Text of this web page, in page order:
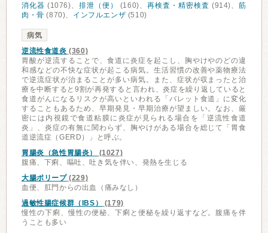
消化器 (1076)、 排泄（便） (160)、再検査・精密検査 (914)、筋
肉・骨 (870)、 インフルエンザ (510)
病気
逆流性食道炎 (360)
胃酸が逆流することで、食道に炎症を起こし、胸やけやのどの違
和感などの不快な症状が起こる病気。生活習慣の改善や薬物療法
で逆流症状が治まることが多い病気。また、症状が収まったと治
療を中断すると9割が再発すると言われ、炎症を繰り返していると
食道がんになるリスクが高いといわれる「バレット食道」に変化
することもあるため、早期発見・早期治療が望ましい。なお、厳
密には内視鏡で食道粘膜に炎症が見られる場合を「逆流性食道
炎」、炎症の有無に関わらず、胸やけがある場合を総じて「胃食
道逆流症（GERD）」と呼ぶ。
胃腸炎（急性胃腸炎）
(1027)
腹痛、下痢、嘔吐、吐き気を伴い、発熱を生じる
大腸ポリープ(229)
血便、肛門からの出血（痛みなし）
過敏性腸症候群（IBS）
(179)
慢性の下痢、慢性の便秘、下痢と便秘を繰り返すなど。腹痛を伴
うことも多い